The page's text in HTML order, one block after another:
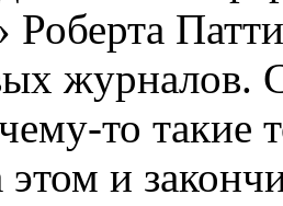
Роберта
журналов.
то такие
этом и